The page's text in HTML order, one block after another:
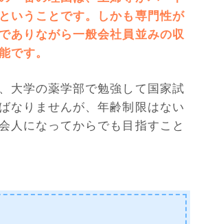
いうことです。しかも専門性が
ありながら一般会社員並みの収
です。
大学の薬学部で勉強して国家試
なりませんが、年齢制限はない
人になってからでも目指すこと